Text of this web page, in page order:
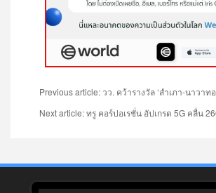
Previous article: วว. คว้ารางวัล ‘สำเภา-นาวา
Next article: ทรู คอร์ปอเรชั่น อัปเกรด 5G คลื่น